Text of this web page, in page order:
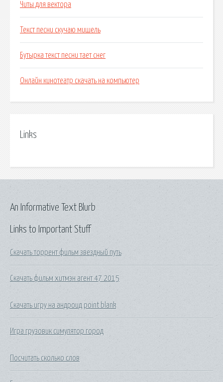
Читы для вектора
Текст песни скучаю мишель
Бутырка текст песни тает снег
Онлайн кинотеатр скачать на компьютер
Links
Links to Important Stuff
Скачать торрент фильм звездный путь
Скачать фильм хитмэн агент 47 2015
Скачать игру на андроид point blank
Игра грузовик симулятор город
Посчитать сколько слов
An Informative Text Blurb